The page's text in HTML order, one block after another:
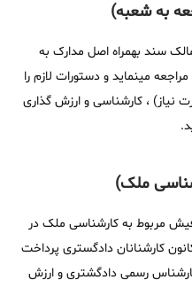
سند بهمراه اصل مدارک به
مینماید و دستورات لازم را
نیاز) ، کارشناسی و ارزش گذاری
فیش مربوط به کارشناسی ملک در
کارشنانان دادگستری پرداخت
رسمی دادگشتری و ارزش